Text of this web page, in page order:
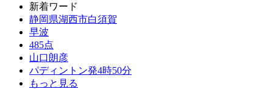
新着ワード
静岡県湖西市白須賀
早波
485点
山口朗彦
パディントン発4時50分
もっと見る